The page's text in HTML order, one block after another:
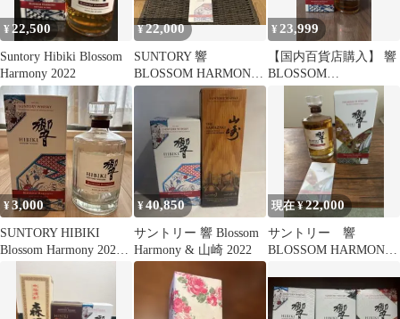
¥22,500
Suntory Hibiki Blossom
Harmony 2022
¥22,000
SUNTORY 響
BLOSSOM HARMONY
2022 未開封
¥23,999
【国内百貨店購入】 響
BLOSSOM
HARMONY2022 700ml
化粧箱付
¥3,000
SUNTORY HIBIKI
Blossom Harmony 2022
¥40,850
サントリー 響 Blossom
Harmony & 山崎 2022
現在 ¥22,000
サントリー 響
BLOSSOM HARMONY